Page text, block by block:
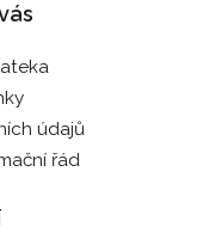
údajů
řád